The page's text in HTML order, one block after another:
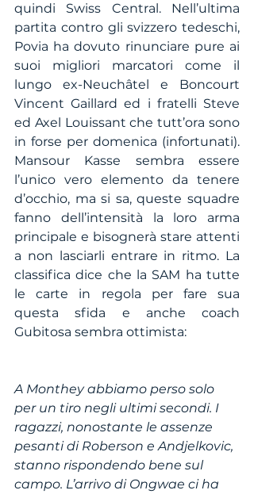
quindi Swiss Central. Nell’ultima
partita contro gli svizzero tedeschi,
Povia ha dovuto rinunciare pure ai
suoi migliori marcatori come il
lungo ex-Neuchâtel e Boncourt
Vincent Gaillard ed i fratelli Steve
ed Axel Louissant che tutt’ora sono
in forse per domenica (infortunati).
Mansour Kasse sembra essere
l’unico vero elemento da tenere
d’occhio, ma si sa, queste squadre
fanno dell’intensità la loro arma
principale e bisognerà stare attenti
a non lasciarli entrare in ritmo. La
classifica dice che la SAM ha tutte
le carte in regola per fare sua
questa sfida e anche coach
Gubitosa sembra ottimista:
A Monthey abbiamo perso solo
per un tiro negli ultimi secondi. I
ragazzi, nonostante le assenze
pesanti di Roberson e Andjelkovic,
stanno rispondendo bene sul
campo. L’arrivo di Ongwae ci ha